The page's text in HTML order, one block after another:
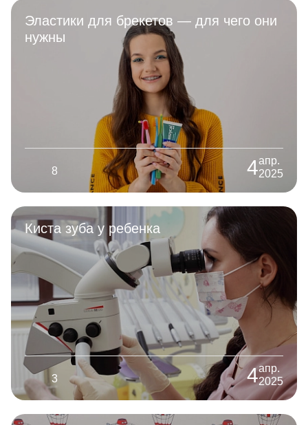
Эластики для брекетов — для чего они
нужны
8 4апр.
2025
Киста зуба у ребенка
3 4апр.
2025